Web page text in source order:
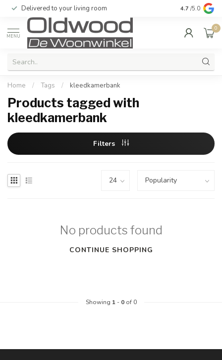
Delivered to your living room Quality &
4.7 /5.0
MENU
0
Home / Tags / kleedkamerbank
Products tagged with
kleedkamerbank
Filters
No products found
CONTINUE SHOPPING
Showing 1- 0of 0